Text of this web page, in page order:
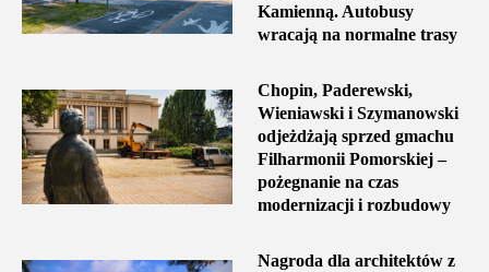
Kamienną. Autobusy
wracają na normalne trasy
Chopin, Paderewski,
Wieniawski i Szymanowski
odjeżdżają sprzed gmachu
Filharmonii Pomorskiej –
pożegnanie na czas
modernizacji i rozbudowy
Nagroda dla architektów z